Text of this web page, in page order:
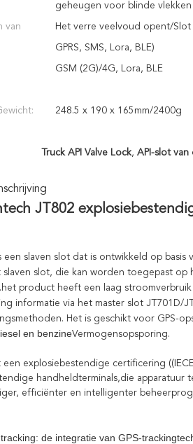
geheugen voor blinde vlekken
van Het verre veelvoud opent/Slot
GPRS, SMS, Lora, BLE)
GSM (2G)/4G, Lora, BLE
248.5 x 190 x 165mm/2400g
Truck API Valve Lock, API-slot van
JT802
een slaven slot dat is ontwikkeld op
slaven slot, die kan worden toegepast op
product heeft een laag
informatie via het master slot
Het is geschikt voor GPS-
en benzineVermogensopsporing.
explosiebestendige certificering
handheldterminals,die
efficiënter en intelligenter
de integratie van GPS-